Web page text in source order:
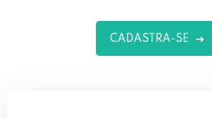
CADASTRA-SE